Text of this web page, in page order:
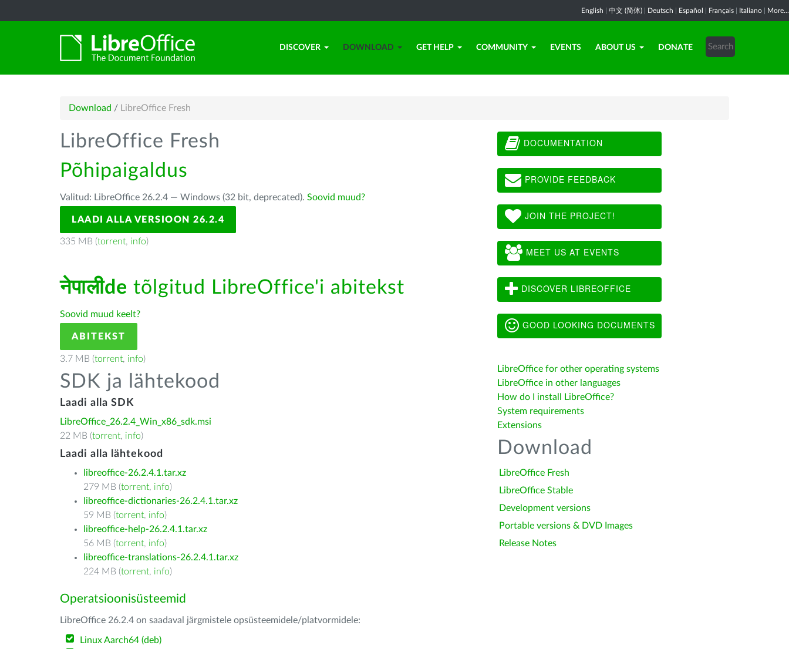
English 中文 (简体) Deutsch Español Français Italiano More...
DISCOVER DOWNLOAD GET HELP COMMUNITY EVENTS ABOUT US DONATE
Download / LibreOffice Fresh
LibreOffice Fresh
Põhipaigaldus
Valitud: LibreOffice 26.2.4 — Windows (32 bit, deprecated). Soovid muud?
LAADI ALLA VERSIOON 26.2.4
335 MB (torrent, info)
नेपालीde tõlgitud LibreOffice'i abitekst
Soovid muud keelt?
ABITEKST
3.7 MB (torrent, info)
SDK ja lähtekood
Laadi alla SDK
LibreOffice_26.2.4_Win_x86_sdk.msi
22 MB (torrent, info)
Laadi alla lähtekood
libreoffice-26.2.4.1.tar.xz
279 MB (torrent, info)
libreoffice-dictionaries-26.2.4.1.tar.xz
59 MB (torrent, info)
libreoffice-help-26.2.4.1.tar.xz
56 MB (torrent, info)
libreoffice-translations-26.2.4.1.tar.xz
224 MB (torrent, info)
Operatsioonisüsteemid
LibreOffice 26.2.4 on saadaval järgmistele opsüsteemidele/platvormidele:
Linux Aarch64 (deb)
DOCUMENTATION
PROVIDE FEEDBACK
JOIN THE PROJECT!
MEET US AT EVENTS
DISCOVER LIBREOFFICE
GOOD LOOKING DOCUMENTS
LibreOffice for other operating systems
LibreOffice in other languages
How do I install LibreOffice?
System requirements
Extensions
Download
LibreOffice Fresh
LibreOffice Stable
Development versions
Portable versions & DVD Images
Release Notes